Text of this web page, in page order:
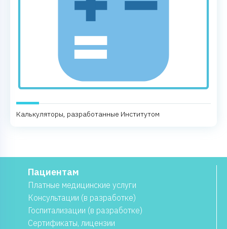
Калькуляторы, разработанные Институтом
Пациентам
Платные медицинские услуги
Консультации (в разработке)
Госпитализации (в разработке)
Сертификаты, лицензии